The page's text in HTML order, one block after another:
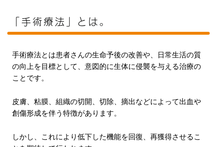
「手術療法」とは。
手術療法とは患者さんの生命予後の改善や、日常生活の質
の向上を目標として、意図的に生体に侵襲を与える治療の
ことです。
皮膚、粘膜、組織の切開、切除、摘出などによって出血や
創傷形成を伴う特徴があります。
しかし、これにより低下した機能を回復、再獲得させるこ